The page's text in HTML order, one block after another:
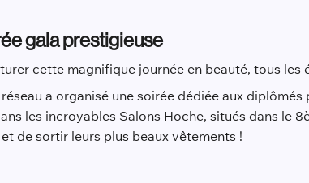
gala prestigieuse
cette magnifique journée en beauté, tous
a organisé une soirée dédiée aux
les incroyables Salons Hoche, situés dans le
et de sortir leurs plus beaux vêtements !